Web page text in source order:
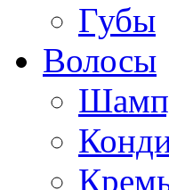
Губы
Волосы